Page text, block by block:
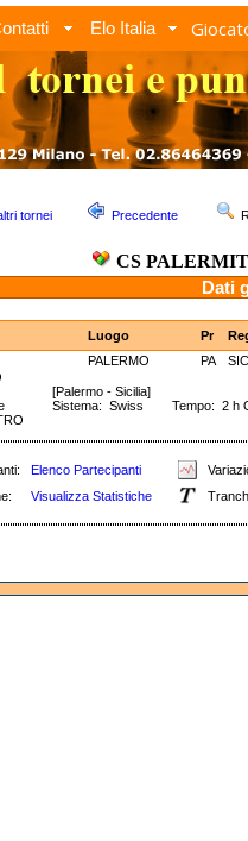
Elo Italia
tornei Precedente
CS
Dati
Luogo Pr
PALERMO PA
SIC
[Palermo - Sicilia]
Sistema: Swiss Tempo: 2 h
Elenco Partecipanti
Visualizza Statistiche